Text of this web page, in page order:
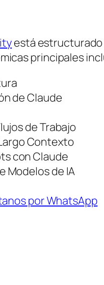
está
principales
de Claude
de Trabajo
Contexto
con Claude
Modelos de IA
por WhatsApp